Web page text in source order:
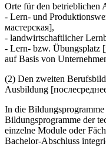
Orte für den betrieblichen
- Lern- und
мастерская],
- landwirtschaftlicher
- Lern- bzw. Übungsplatz
auf Basis von
(2) Den zweiten
Ausbildung
In die
Bildungsprogramme der
einzelne Module oder
Bachelor-Abschluss